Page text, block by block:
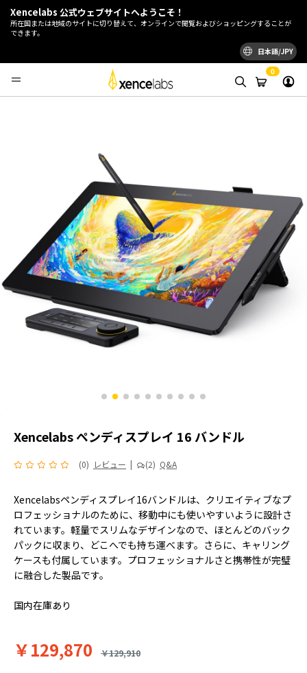
Xencelabs 公式ウェブサイトへようこそ！
所在国または地域のサイトに切り替えて、オンラインで閲覧およびショッピングすることが
できます。
日本語/JPY
0
Xencelabs ペンディスプレイ 16 バンドル
(0) レビュー | (2) Q&A
Xencelabsペンディスプレイ16バンドルは、クリエイティブなプ
ロフェッショナルのために、移動中にも使いやすいように設計さ
れています。軽量でスリムなデザインなので、ほとんどのバック
パックに収まり、どこへでも持ち運べます。さらに、キャリング
ケースも付属しています。プロフェッショナルさと携帯性が完璧
に融合した製品です。
国内在庫あり
￥129,870 ￥129,910